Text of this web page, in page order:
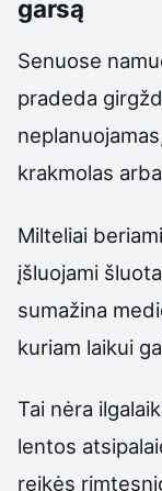
garsą
Senuose
pradeda
krakmolas
Milteliai
įšluojami
sumažina
kuriam laikui
Tai nėra
lentos
reikės